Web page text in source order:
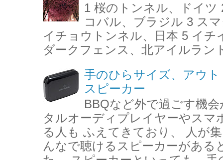
1 桜のトンネル、ドイツ
コバル、ブラジル 3 ス
イチョウトンネル、日本 5 イ
ダークフェンス、北アイルラン
手のひらサイズ、アウ
スピーカー
BBQなど外で過ごす機
タルオーディプレイヤーやスマ
る人も ふえてきており、 人が
んなで聴けるスピーカーがある